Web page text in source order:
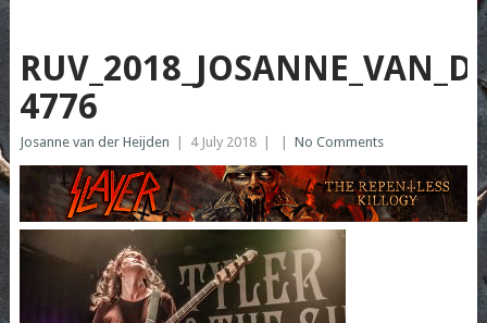
4776
Josanne van der Heijden 4 July 2018 No Comments